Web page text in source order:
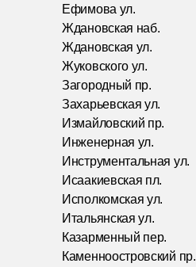
Ефимова ул.
Ждановская наб.
Ждановская ул.
Жуковского ул.
Загородный пр.
Захарьевская ул.
Измайловский пр.
Инженерная ул.
Инструментальная ул.
Исаакиевская пл.
Исполкомская ул.
Итальянская ул.
Казарменный пер.
Каменноостровский пр.